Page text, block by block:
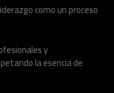
como un proceso
y
la esencia de